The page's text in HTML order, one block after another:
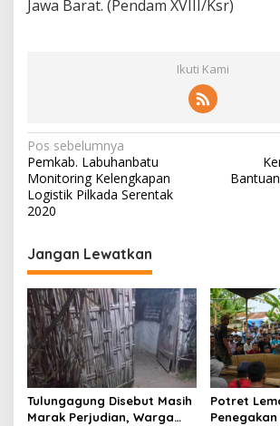
Jawa Barat. (Pendam XVIII/Ksr)
Ikuti Kami
N
a
v
i
g
a
s
i
p
o
s
Pos sebelumnya
Pemkab. Labuhanbatu
Monitoring Kelengkapan
Logistik Pilkada Serentak
2020
Jangan Lewatkan
Tulungagung Disebut Masih
Marak Perjudian, Warga
Potret